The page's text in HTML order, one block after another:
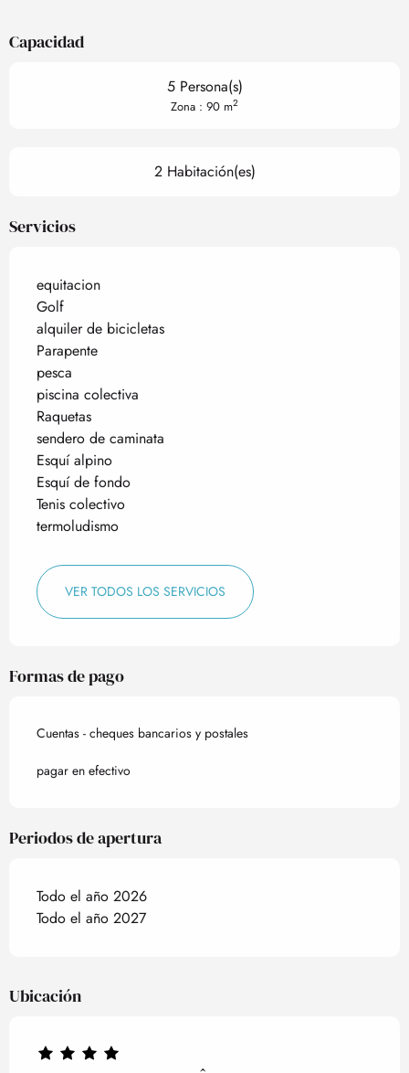
Capacidad
5 Persona(s)
Zona : 90 m2
2 Habitación(es)
Servicios
equitacion
Golf
alquiler de bicicletas
Parapente
pesca
piscina colectiva
Raquetas
sendero de caminata
Esquí alpino
Esquí de fondo
Tenis colectivo
termoludismo
VER TODOS LOS SERVICIOS
Formas de pago
Cuentas - cheques bancarios y postales
pagar en efectivo
Periodos de apertura
Todo el año 2026
Todo el año 2027
Ubicación